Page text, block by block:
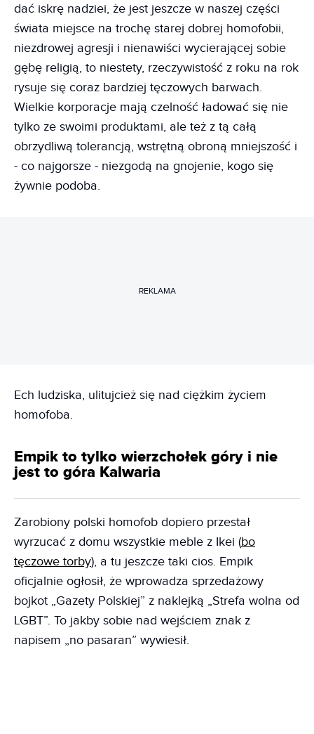
dać iskrę nadziei, że jest jeszcze w naszej części
świata miejsce na trochę starej dobrej homofobii,
niezdrowej agresji i nienawiści wycierającej sobie
gębę religią, to niestety, rzeczywistość z roku na rok
rysuje się coraz bardziej tęczowych barwach.
Wielkie korporacje mają czelność ładować się nie
tylko ze swoimi produktami, ale też z tą całą
obrzydliwą tolerancją, wstrętną obroną mniejszość i
- co najgorsze - niezgodą na gnojenie, kogo się
żywnie podoba.
REKLAMA
Ech ludziska, ulitujcież się nad ciężkim życiem
homofoba.
Empik to tylko wierzchołek góry i nie
jest to góra Kalwaria
Zarobiony polski homofob dopiero przestał
wyrzucać z domu wszystkie meble z Ikei (bo
tęczowe torby), a tu jeszcze taki cios. Empik
oficjalnie ogłosił, że wprowadza sprzedażowy
bojkot „Gazety Polskiej” z naklejką „Strefa wolna od
LGBT”. To jakby sobie nad wejściem znak z
napisem „no pasaran” wywiesił.